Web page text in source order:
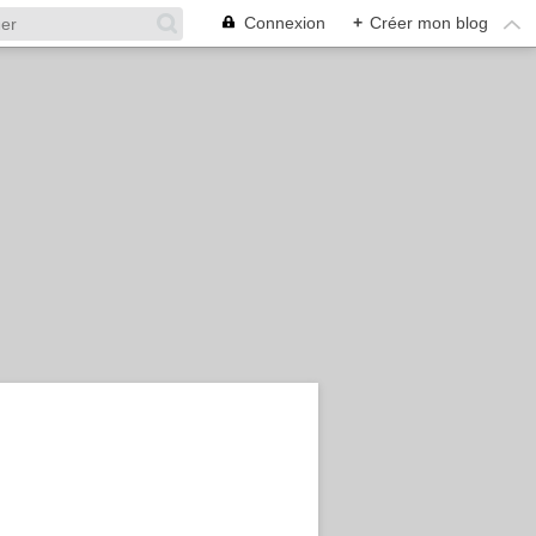
Connexion + Créer mon blog